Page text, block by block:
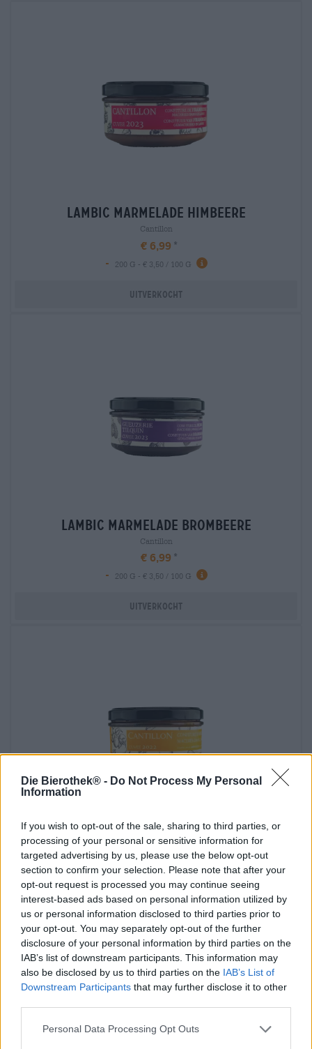
Die Bierothek® - Do Not Process My Personal
Information
If you wish to opt-out of the sale, sharing to third parties, or
processing of your personal or sensitive information for
targeted advertising by us, please use the below opt-out
section to confirm your selection. Please note that after your
opt-out request is processed you may continue seeing
interest-based ads based on personal information utilized by
us or personal information disclosed to third parties prior to
your opt-out. You may separately opt-out of the further
disclosure of your personal information by third parties on the
IAB’s list of downstream participants. This information may
also be disclosed by us to third parties on the IAB’s List of
Downstream Participants that may further disclose it to other
Personal Data Processing Opt Outs
lambic marmelade himbeere
Cantillon
€ 6,99
-
200 G - € 3,50 / 100 G
Uitverkocht
lambic marmelade brombeere
Cantillon
€ 6,99
-
200 G - € 3,50 / 100 G
Uitverkocht
lambic marmelade aprikose
Cantillon
€ 6,99
-
200 G - € 3,50 / 100 G
Uitverkocht